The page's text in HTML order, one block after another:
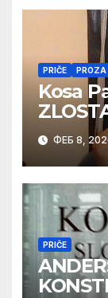
PRIČE PROZA
Kosa
ФЕБ 8,
PRIČE